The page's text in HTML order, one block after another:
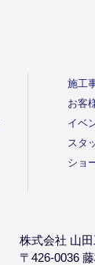
施工
お客
イベ
スタ
ショ
株式会社 山
〒426-0036